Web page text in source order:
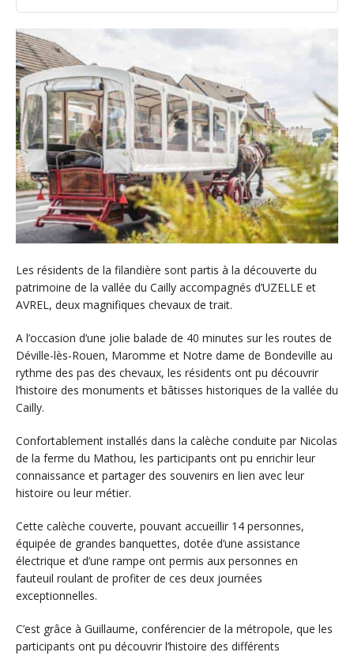
Les résidents de la filandière sont partis à la découverte du
patrimoine de la vallée du Cailly accompagnés d’UZELLE et
AVREL, deux magnifiques chevaux de trait.
A l’occasion d’une jolie balade de 40 minutes sur les routes de
Déville-lès-Rouen, Maromme et Notre dame de Bondeville au
rythme des pas des chevaux, les résidents ont pu découvrir
l’histoire des monuments et bâtisses historiques de la vallée du
Cailly.
Confortablement installés dans la calèche conduite par Nicolas
de la ferme du Mathou, les participants ont pu enrichir leur
connaissance et partager des souvenirs en lien avec leur
histoire ou leur métier.
Cette calèche couverte, pouvant accueillir 14 personnes,
équipée de grandes banquettes, dotée d’une assistance
électrique et d’une rampe ont permis aux personnes en
fauteuil roulant de profiter de ces deux journées
exceptionnelles.
C’est grâce à Guillaume, conférencier de la métropole, que les
participants ont pu découvrir l’histoire des différents